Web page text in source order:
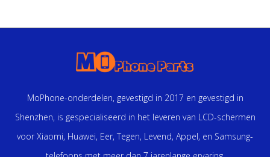
MoPhone-onderdelen, gevestigd in 2017 en gevestigd in
Shenzhen, is gespecialiseerd in het leveren van LCD-schermen
voor Xiaomi, Huawei, Eer, Tegen, Levend, Appel, en Samsung-